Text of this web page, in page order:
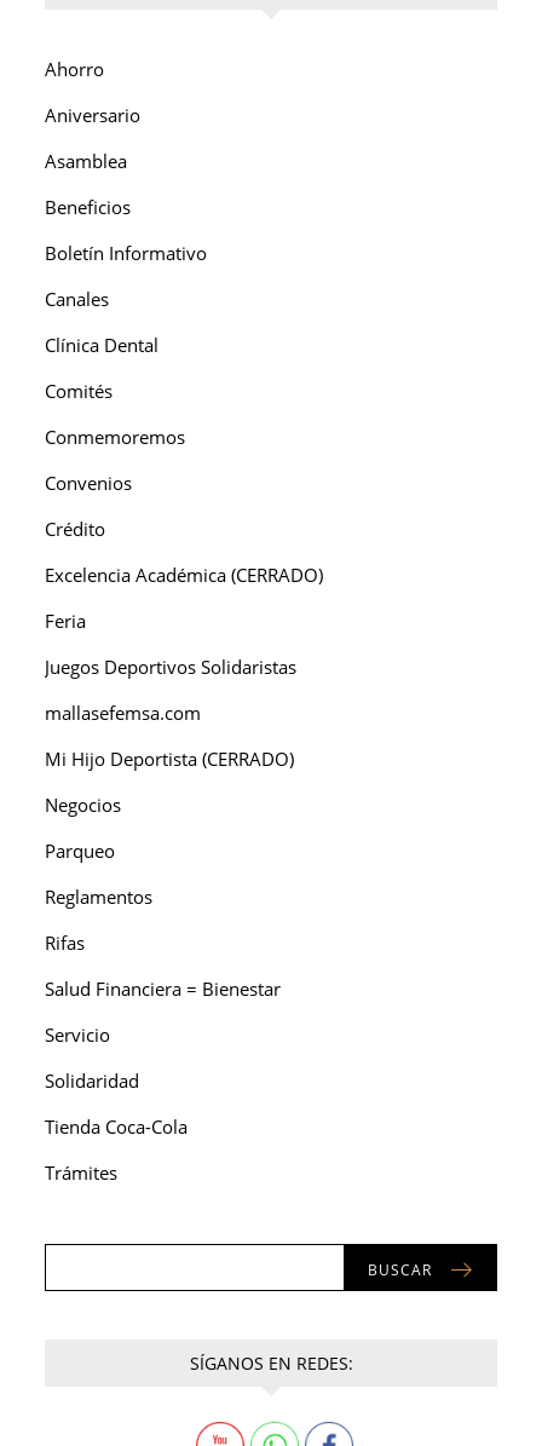
Ahorro
Aniversario
Asamblea
Beneficios
Boletín Informativo
Canales
Clínica Dental
Comités
Conmemoremos
Convenios
Crédito
Excelencia Académica (CERRADO)
Feria
Juegos Deportivos Solidaristas
mallasefemsa.com
Mi Hijo Deportista (CERRADO)
Negocios
Parqueo
Reglamentos
Rifas
Salud Financiera = Bienestar
Servicio
Solidaridad
Tienda Coca-Cola
Trámites
BUSCAR
SÍGANOS EN REDES: